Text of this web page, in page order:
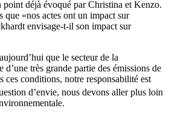
point déjà évoqué par Christina et Kenzo.
que «nos actes ont un impact sur
envisage-t-il son impact sur
que le secteur de la
d’une très grande partie des émissions de
ces conditions, notre responsabilité est
d’envie, nous devons aller plus loin